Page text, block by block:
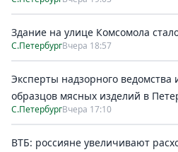
Здание на улице Комсомола
С.ПетербургВчера 18:57
Эксперты надзорного ведомства
образцов мясных изделий в
С.ПетербургВчера 17:10
ВТБ: россияне увеличивают